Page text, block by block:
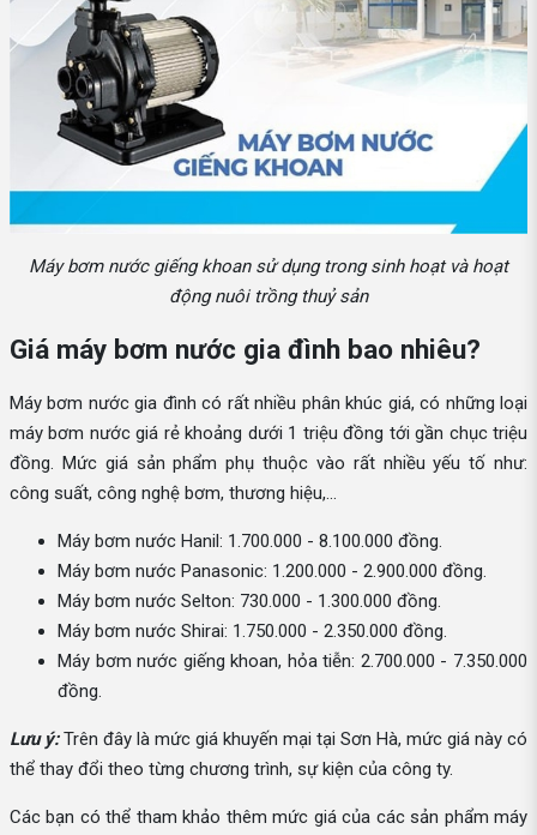
Máy bơm nước giếng khoan sử dụng trong sinh hoạt và hoạt
động nuôi trồng thuỷ sản
Giá máy bơm nước gia đình bao nhiêu?
Máy bơm nước gia đình có rất nhiều phân khúc giá, có những loại
máy bơm nước giá rẻ khoảng dưới 1 triệu đồng tới gần chục triệu
đồng. Mức giá sản phẩm phụ thuộc vào rất nhiều yếu tố như:
công suất, công nghệ bơm, thương hiệu,...
Máy bơm nước Hanil: 1.700.000 - 8.100.000 đồng.
Máy bơm nước Panasonic: 1.200.000 - 2.900.000 đồng.
Máy bơm nước Selton: 730.000 - 1.300.000 đồng.
Máy bơm nước Shirai: 1.750.000 - 2.350.000 đồng.
Máy bơm nước giếng khoan, hỏa tiễn: 2.700.000 - 7.350.000
đồng.
Lưu ý:Trên đây là mức giá khuyến mại tại Sơn Hà, mức giá này có
thể thay đổi theo từng chương trình, sự kiện của công ty.
Các bạn có thể tham khảo thêm mức giá của các sản phẩm máy